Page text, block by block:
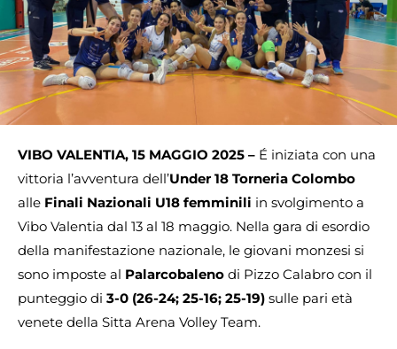
VIBO VALENTIA, 15 MAGGIO 2025 – É iniziata con una
vittoria l’avventura dell’Under 18 Torneria Colombo
alle Finali Nazionali U18 femminili in svolgimento a
Vibo Valentia dal 13 al 18 maggio. Nella gara di esordio
della manifestazione nazionale, le giovani monzesi si
sono imposte al Palarcobaleno di Pizzo Calabro con il
punteggio di 3-0 (26-24; 25-16; 25-19) sulle pari età
venete della Sitta Arena Volley Team.